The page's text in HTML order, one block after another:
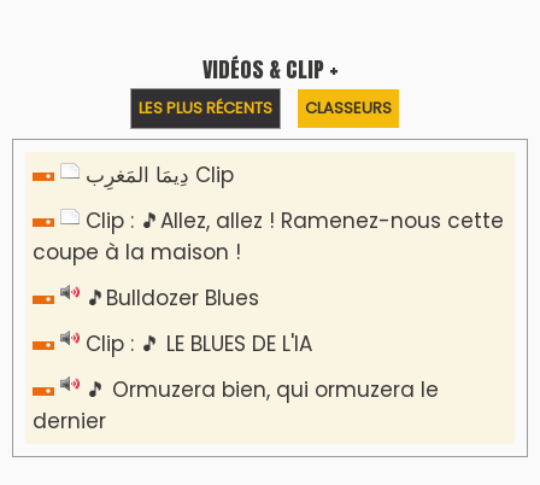
l’équité territoriale
​Lancement de la plateforme “Observatoire
des projets” du Ministère de l’Équipement et
AGENDA CULTUREL
Le Summer Tour d'Humouraji s'installe à Rabat